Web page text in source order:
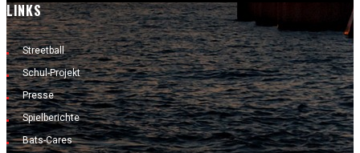
LINKS
Streetball
Schul-Projekt
Presse
Spielberichte
Bats-Cares